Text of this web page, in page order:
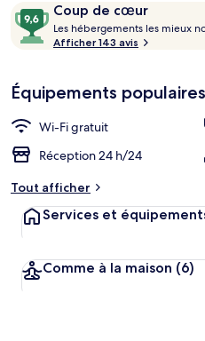
de
149 €.
Avis
voyageurs
Coup de cœur
9,6
sur
10,
cœur
Les hébergements les mieux
Afficher 143 avis
Équipements populaires
Wi-Fi gratuit
Réception 24 h/24
Tout afficher
Services et
Comme à la maison (6)